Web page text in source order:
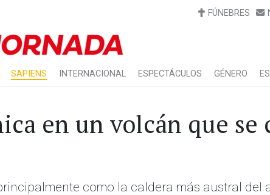
FÚNEBRES
SAPIENS INTERNACIONAL ESPECTÁCULOS GÉNERO
en un volcán que se
como la caldera más austral del